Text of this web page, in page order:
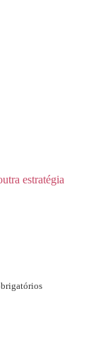
estratégia